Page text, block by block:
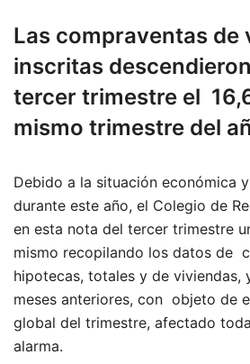
Las compraventas de
inscritas
tercer trimestre el
mismo trimestre del
Debido a la situación económica
durante este año, el Colegio de
en esta nota del tercer trimestre
mismo recopilando los datos de
hipotecas, totales y de viviendas,
meses anteriores, con objeto de
global del trimestre, afectado
alarma.